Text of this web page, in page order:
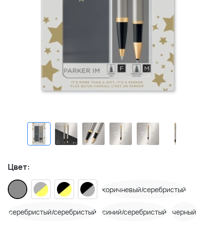
Цвет:
коричневый/серебристый
серебристый/серебристый синий/серебристый черный